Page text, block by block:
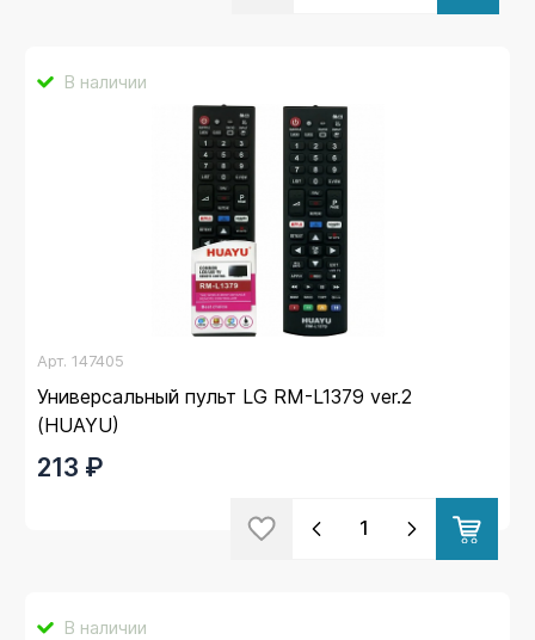
В наличии
Арт. 147405
Универсальный пульт LG RM-L1379 ver.2
(HUAYU)
213 ₽
В наличии